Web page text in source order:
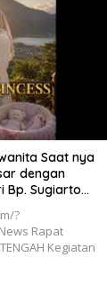
Saat nya
dengan
Bp. Sugiarto
?
Rapat
Kegiatan